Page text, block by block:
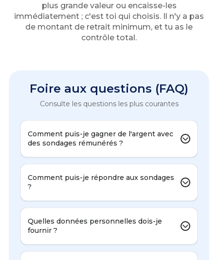
plus grande valeur ou encaisse-les
immédiatement ; c'est toi qui choisis. Il n'y a pas
de montant de retrait minimum, et tu as le
contrôle total.
Foire aux questions (FAQ)
Consulte les questions les plus courantes
Comment puis-je gagner de l'argent avec
des sondages rémunérés ?
Comment puis-je répondre aux sondages
?
Quelles données personnelles dois-je
fournir ?